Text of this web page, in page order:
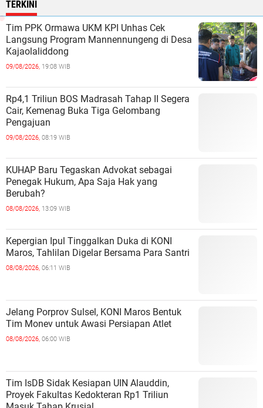
TERKINI
Tim PPK Ormawa UKM KPI Unhas Cek
Langsung Program Mannennungeng di Desa
Kajaolaliddong
09/08/2026, 19:08 WIB
Rp4,1 Triliun BOS Madrasah Tahap II Segera
Cair, Kemenag Buka Tiga Gelombang
Pengajuan
09/08/2026, 08:19 WIB
KUHAP Baru Tegaskan Advokat sebagai
Penegak Hukum, Apa Saja Hak yang
Berubah?
08/08/2026, 13:09 WIB
Kepergian Ipul Tinggalkan Duka di KONI
Maros, Tahlilan Digelar Bersama Para Santri
08/08/2026, 06:11 WIB
Jelang Porprov Sulsel, KONI Maros Bentuk
Tim Monev untuk Awasi Persiapan Atlet
08/08/2026, 06:00 WIB
Tim IsDB Sidak Kesiapan UIN Alauddin,
Proyek Fakultas Kedokteran Rp1 Triliun